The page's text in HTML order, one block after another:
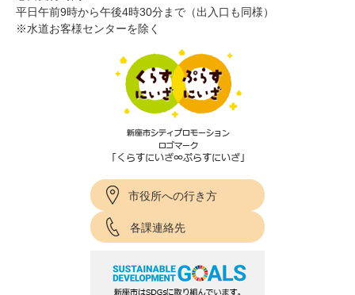
平日午前9時から午後4時30分まで（出入口も同様）
※水道お客様センターを除く
市役所への行き方
各課連絡先